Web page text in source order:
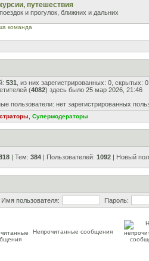
путешествия
и прогулок, ближних и дальних
команда
531 , из них зарегистрированных: 0, скрытых:
(4082) здесь было 25 мар 2026, 21:46
пользователи: нет зарегистрированных
Супермодераторы
| Тем: 384 | Пользователей: 1092 | Новый
Имя пользователя: Пароль:
Непрочитанные сообщения